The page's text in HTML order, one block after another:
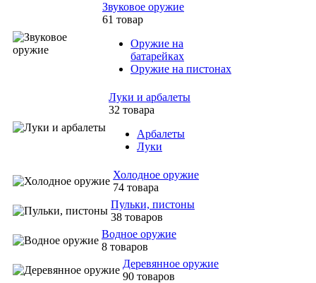
Звуковое оружие
61 товар
Оружие на
батарейках
Оружие на пистонах
Луки и арбалеты
32 товара
Арбалеты
Луки
Холодное оружие
74 товара
Пульки, пистоны
38 товаров
Водное оружие
8 товаров
Деревянное оружие
90 товаров